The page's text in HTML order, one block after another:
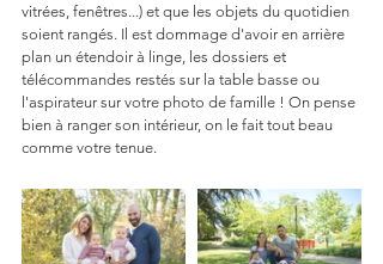
vitrées, fenêtres...) et que les objets du quotidien
soient rangés. Il est dommage d'avoir en arrière
plan un étendoir à linge, les dossiers et
télécommandes restés sur la table basse ou
l'aspirateur sur votre photo de famille ! On pense
bien à ranger son intérieur, on le fait tout beau
comme votre tenue.